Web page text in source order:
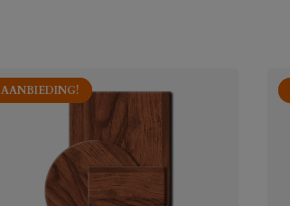
AANBIEDING!
AANBIEDING!